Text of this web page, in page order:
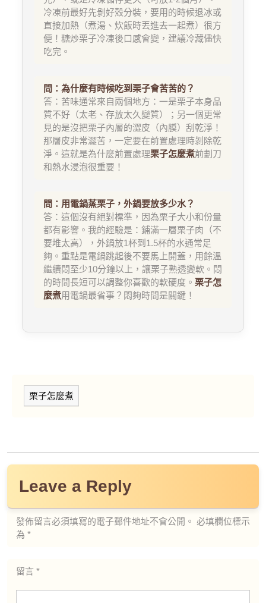
冷凍前最好先剝好殼分裝，要用的時候退冰或
直接加熱（煮湯、炊飯時丟進去一起煮）很方
便！糖炒栗子冷凍後口感會變，建議冷藏儘快
吃完。
問：為什麼有時候吃到栗子會苦苦的？
答：苦味通常來自兩個地方：一是栗子本身品
質不好（太老、存放太久變質）；另一個更常
見的是沒把栗子內層的澀皮（內膜）刮乾淨！
那層皮非常澀苦，一定要在前置處理時剝除乾
淨。這就是為什麼前置處理栗子怎麼煮前劃刀
和熱水浸泡很重要！
問：用電鍋蒸栗子，外鍋要放多少水？
答：這個沒有絕對標準，因為栗子大小和份量
都有影響。我的經驗是：鋪滿一層栗子肉（不
要堆太高），外鍋放1杯到1.5杯的水通常足
夠。重點是電鍋跳起後不要馬上開蓋，用餘溫
繼續悶至少10分鐘以上，讓栗子熟透變軟。悶
的時間長短可以調整你喜歡的軟硬度。 栗子怎
麼煮用電鍋最省事？悶夠時間是關鍵！
栗子怎麼煮
Leave a Reply
發佈留言必須填寫的電子郵件地址不會公開。 必填欄位標示
為 *
留言 *